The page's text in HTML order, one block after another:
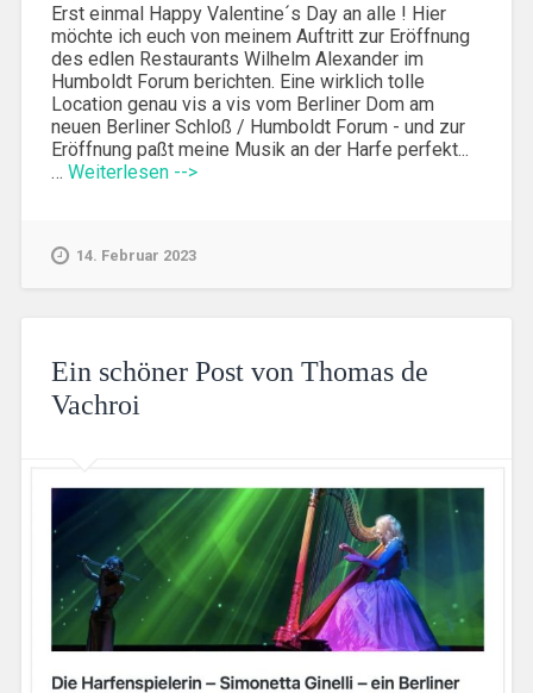
Erst einmal Happy Valentine´s Day an alle ! Hier
möchte ich euch von meinem Auftritt zur Eröffnung
des edlen Restaurants Wilhelm Alexander im
Humboldt Forum berichten. Eine wirklich tolle
Location genau vis a vis vom Berliner Dom am
neuen Berliner Schloß / Humboldt Forum - und zur
Eröffnung paßt meine Musik an der Harfe perfekt...
… Weiterlesen -->
14. Februar 2023
Ein schöner Post von Thomas de
Vachroi